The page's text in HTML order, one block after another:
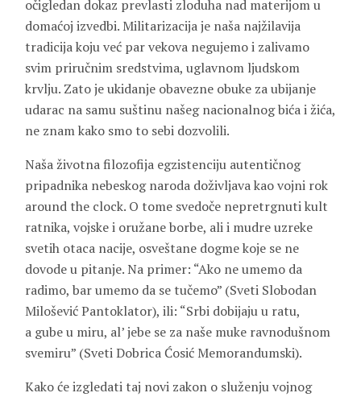
očigledan dokaz prevlasti zloduha nad materijom u
domaćoj izvedbi. Militarizacija je naša najžilavija
tradicija koju već par vekova negujemo i zalivamo
svim priručnim sredstvima, uglavnom ljudskom
krvlju. Zato je ukidanje obavezne obuke za ubijanje
udarac na samu suštinu našeg nacionalnog bića i žića,
ne znam kako smo to sebi dozvolili.
Naša životna filozofija egzistenciju autentičnog
pripadnika nebeskog naroda doživljava kao vojni rok
around the clock. O tome svedoče nepretrgnuti kult
ratnika, vojske i oružane borbe, ali i mudre uzreke
svetih otaca nacije, osveštane dogme koje se ne
dovode u pitanje. Na primer: “Ako ne umemo da
radimo, bar umemo da se tučemo” (Sveti Slobodan
Milošević Pantoklator), ili: “Srbi dobijaju u ratu,
a gube u miru, al’ jebe se za naše muke ravnodušnom
svemiru” (Sveti Dobrica Ćosić Memorandumski).
Kako će izgledati taj novi zakon o služenju vojnog